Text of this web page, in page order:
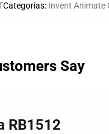
Categorías: Invent Animate
Say
RB1512